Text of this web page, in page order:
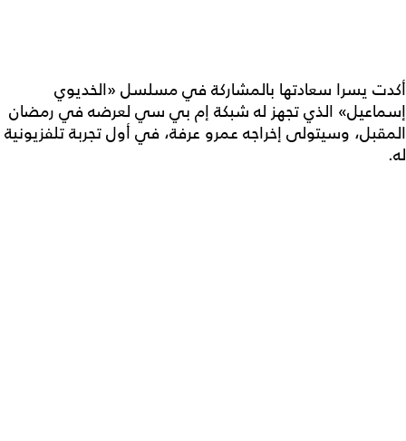
أكدت يسرا سعادتها بالمشاركة في مسلسل «الخديوي
إسماعيل» الذي تجهز له شبكة إم بي سي لعرضه في رمضان
المقبل، وسيتولى إخراجه عمرو عرفة، في أول تجربة تلفزيونية
له.